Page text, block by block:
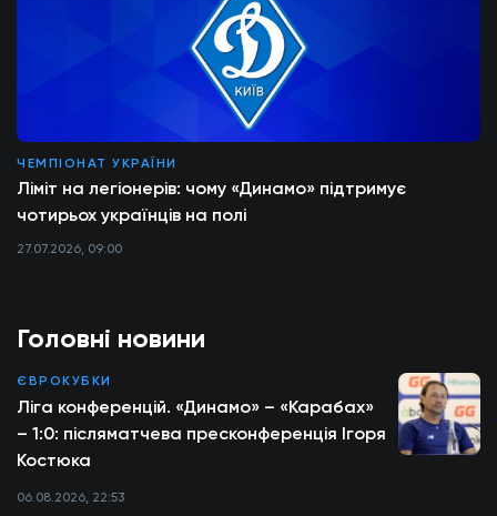
Головні новини
ЄВРОКУБКИ
Ліга конференцій. «Динамо» – «Карабах»
– 1:0: післяматчева пресконференція Ігоря
Костюка
06.08.2026, 22:53
ЧЕМПІОНАТ УКРАЇНИ
Ліміт на легіонерів: чому «Динамо» підтримує
чотирьох українців на полі
27.07.2026, 09:00